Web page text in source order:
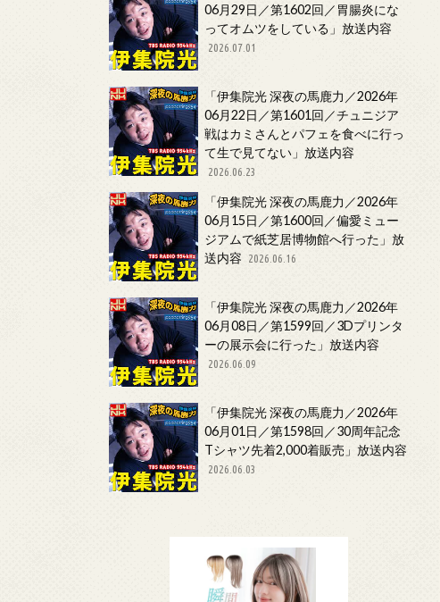
06月29日／第1602回／胃腸炎にな
ってオムツをしている」放送内容
2026.07.01
「伊集院光 深夜の馬鹿力／2026年
06月22日／第1601回／チュニジア
戦はカミさんとパフェを食べに行っ
て生で見てない」放送内容
2026.06.23
「伊集院光 深夜の馬鹿力／2026年
06月15日／第1600回／偏愛ミュー
ジアムで紙芝居博物館へ行った」放
送内容
2026.06.16
「伊集院光 深夜の馬鹿力／2026年
06月08日／第1599回／3Dプリンタ
ーの展示会に行った」放送内容
2026.06.09
「伊集院光 深夜の馬鹿力／2026年
06月01日／第1598回／30周年記念
Tシャツ先着2,000着販売」放送内容
2026.06.03